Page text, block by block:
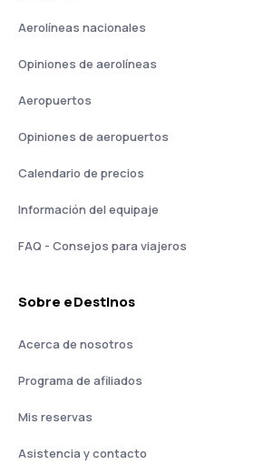
Aerolíneas nacionales
Opiniones de aerolíneas
Aeropuertos
Opiniones de aeropuertos
Calendario de precios
Información del equipaje
FAQ - Consejos para viajeros
Sobre eDestinos
Acerca de nosotros
Programa de afiliados
Mis reservas
Asistencia y contacto